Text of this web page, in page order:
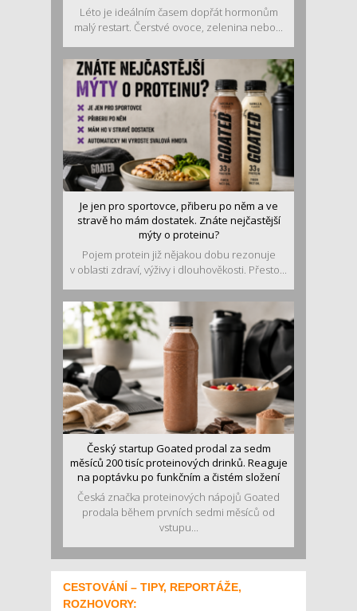
Léto je ideálním časem dopřát hormonům
malý restart. Čerstvé ovoce, zelenina nebo...
Je jen pro sportovce, přiberu po něm a ve
stravě ho mám dostatek. Znáte nejčastější
mýty o proteinu?
Pojem protein již nějakou dobu rezonuje
v oblasti zdraví, výživy i dlouhověkosti. Přesto...
Český startup Goated prodal za sedm
měsíců 200 tisíc proteinových drinků. Reaguje
na poptávku po funkčním a čistém složení
Česká značka proteinových nápojů Goated
prodala během prvních sedmi měsíců od
vstupu...
CESTOVÁNÍ – TIPY, REPORTÁŽE,
ROZHOVORY: